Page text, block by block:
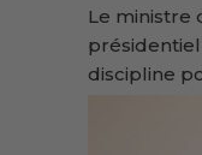
Le ministre
discipline